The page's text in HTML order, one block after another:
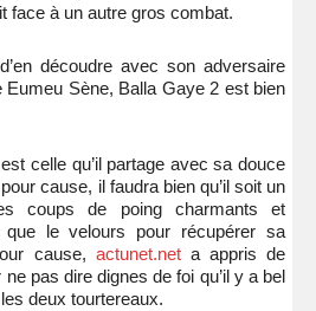
face à un autre gros combat.
découdre avec son adversaire
Sène, Balla Gaye 2 est bien
celle qu’il partage avec sa douce
cause, il faudra bien qu’il soit un
coups de poing charmants et
le velours pour récupérer sa
cause, actunet.neta appris de
pas dire dignes de foi qu’il y a bel
deux tourtereaux.